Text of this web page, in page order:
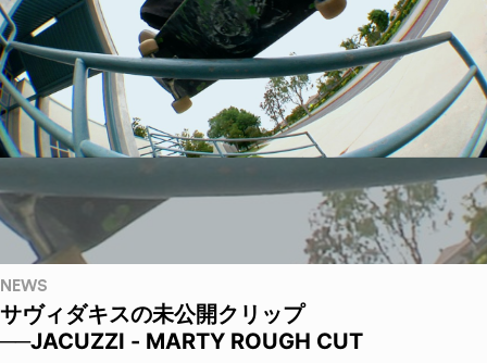
NEWS
サヴィダキスの未公開クリップ
──JACUZZI - MARTY ROUGH CUT